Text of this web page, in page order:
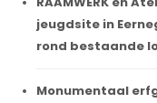
jeugdsite in
rond bestaande
Monumentaal